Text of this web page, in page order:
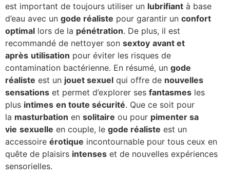
est important de toujours utiliser un lubrifiant à base
d’eau avec un gode réaliste pour garantir un confort
optimal lors de la pénétration. De plus, il est
recommandé de nettoyer son sextoy avant et
après utilisation pour éviter les risques de
contamination bactérienne. En résumé, un gode
réaliste est un jouet sexuel qui offre de nouvelles
sensations et permet d’explorer ses fantasmes les
plus intimes en toute sécurité. Que ce soit pour
la masturbation en solitaire ou pour pimenter sa
vie sexuelle en couple, le gode réaliste est un
accessoire érotique incontournable pour tous ceux en
quête de plaisirs intenses et de nouvelles expériences
sensorielles.